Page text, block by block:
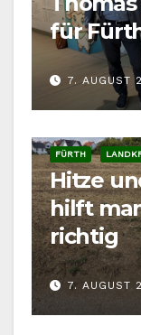
für
7. AUGUST
FÜRTH
Hitze
hilft
richtig
7. AUGUST